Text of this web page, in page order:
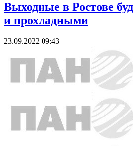
Выходные в Ростове
и прохладными
23.09.2022 09:43